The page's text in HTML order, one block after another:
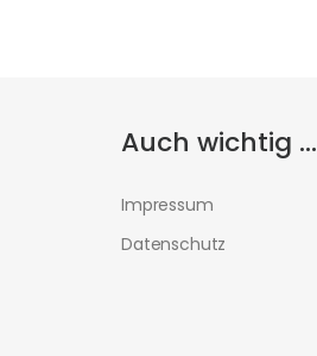
Auch wichtig ...
Impressum
Datenschutz